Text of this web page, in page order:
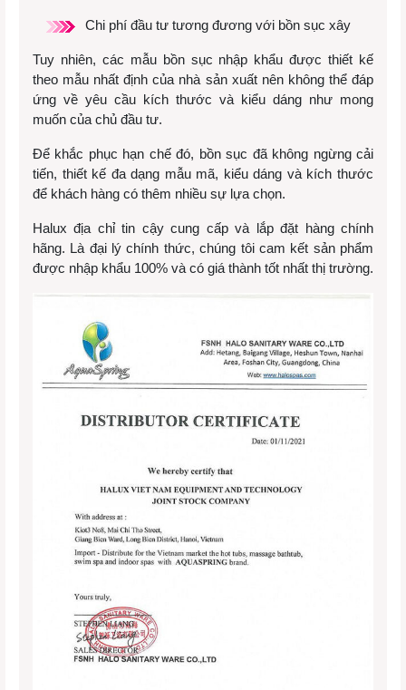
Chi phí đầu tư tương đương với bồn sục xây
Tuy nhiên, các mẫu bồn sục nhập khẩu được thiết kế
theo mẫu nhất định của nhà sản xuất nên không thể đáp
ứng về yêu cầu kích thước và kiểu dáng như mong
muốn của chủ đầu tư.
Để khắc phục hạn chế đó, bồn sục đã không ngừng cải
tiến, thiết kế đa dạng mẫu mã, kiểu dáng và kích thước
để khách hàng có thêm nhiều sự lựa chọn.
Halux địa chỉ tin cậy cung cấp và lắp đặt hàng chính
hãng. Là đại lý chính thức, chúng tôi cam kết sản phẩm
được nhập khẩu 100% và có giá thành tốt nhất thị trường.